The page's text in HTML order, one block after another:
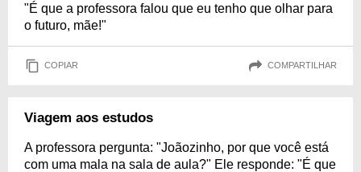
"É que a professora falou que eu tenho que olhar para
o futuro, mãe!"
COPIAR COMPARTILHAR
Viagem aos estudos
A professora pergunta: "Joãozinho, por que você está
com uma mala na sala de aula?" Ele responde: "É que